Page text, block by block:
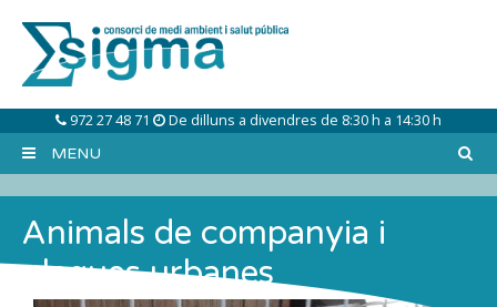
content
972 27 48 71
De dilluns a divendres de 8:30 h a 14:30 h
MENU
Animals de companyia i
plagues urbanes